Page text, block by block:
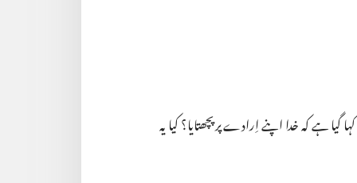
گیا ہے کہ خدا اپنے اِرادے پر پچھتایا؟ کیا یہ